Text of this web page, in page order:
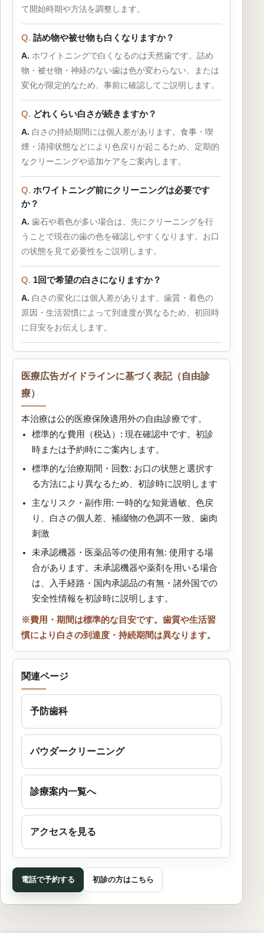
て開始時期や方法を調整します。
詰め物や被せ物も白くなりますか？
ホワイトニングで白くなるのは天然歯です。詰め
物・被せ物・神経のない歯は色が変わらない、または
変化が限定的なため、事前に確認してご説明します。
どれくらい白さが続きますか？
白さの持続期間には個人差があります。食事・喫
煙・清掃状態などにより色戻りが起こるため、定期的
なクリーニングや追加ケアをご案内します。
ホワイトニング前にクリーニングは必要です
か？
歯石や着色が多い場合は、先にクリーニングを行
うことで現在の歯の色を確認しやすくなります。お口
の状態を見て必要性をご説明します。
1回で希望の白さになりますか？
白さの変化には個人差があります。歯質・着色の
原因・生活習慣によって到達度が異なるため、初回時
に目安をお伝えします。
医療広告ガイドラインに基づく表記（自由診
療）
本治療は公的医療保険適用外の自由診療です。
標準的な費用（税込）: 現在確認中です。初診
時または予約時にご案内します。
標準的な治療期間・回数: お口の状態と選択す
る方法により異なるため、初診時に説明します
主なリスク・副作用: 一時的な知覚過敏、色戻
り、白さの個人差、補綴物の色調不一致、歯肉
刺激
未承認機器・医薬品等の使用有無: 使用する場
合があります。未承認機器や薬剤を用いる場合
は、入手経路・国内承認品の有無・諸外国での
安全性情報を初診時に説明します。
※費用・期間は標準的な目安です。歯質や生活習
慣により白さの到達度・持続期間は異なります。
関連ページ
予防歯科
パウダークリーニング
診療案内一覧へ
アクセスを見る
電話で予約する 初診の方はこちら